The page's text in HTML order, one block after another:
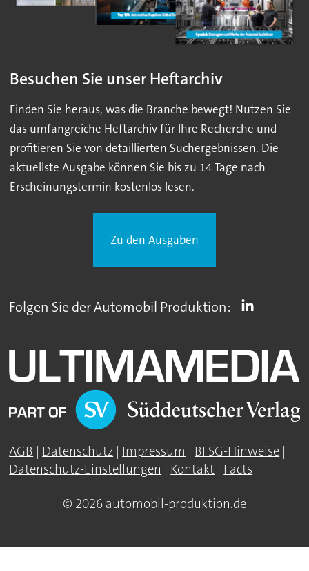
Besuchen Sie unser Heftarchiv
Finden Sie heraus, was die Branche bewegt! Nutzen Sie
das umfangreiche Heftarchiv für Ihre Recherche und
profitieren Sie von detaillierten Suchergebnissen. Die
aktuellste Ausgabe können Sie bis zu 14 Tage nach
Erscheinungstermin kostenlos lesen.
Zu den Ausgaben
Folgen Sie der Automobil Produktion:
AGB Datenschutz Impressum BFSG-Hinweise
Datenschutz-Einstellungen
Kontakt Facts
© 2026 automobil-produktion.de